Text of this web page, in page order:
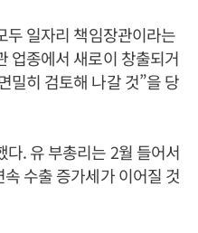
두 일자리 책임장관이라는
업종에서 새로이 창출되거
밀히 검토해 나갈 것”을 당
. 유 부총리는 2월 들어서
수출 증가세가 이어질 것